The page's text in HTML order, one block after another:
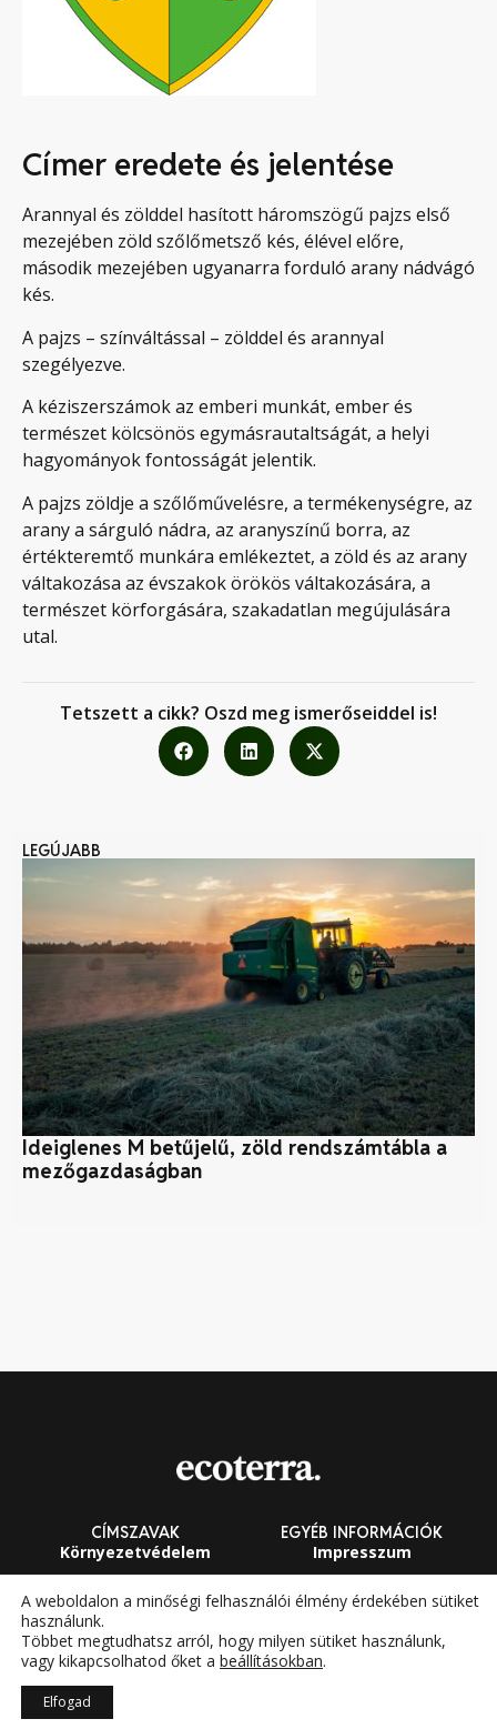
Címer eredete és jelentése
Arannyal és zölddel hasított háromszögű pajzs első
mezejében zöld szőlőmetsző kés, élével előre,
második mezejében ugyanarra forduló arany nádvágó
kés.
A pajzs – színváltással – zölddel és arannyal
szegélyezve.
A kéziszerszámok az emberi munkát, ember és
természet kölcsönös egymásrautaltságát, a helyi
hagyományok fontosságát jelentik.
A pajzs zöldje a szőlőművelésre, a termékenységre, az
arany a sárguló nádra, az aranyszínű borra, az
értékteremtő munkára emlékeztet, a zöld és az arany
váltakozása az évszakok örökös váltakozására, a
természet körforgására, szakadatlan megújulására
utal.
Tetszett a cikk? Oszd meg ismerőseiddel is!
LEGÚJABB
Ideiglenes M betűjelű, zöld rendszámtábla a
mezőgazdaságban
CÍMSZAVAK
Környezetvédelem
Fenntarthatóság
Megújuló energia
EGYÉB INFORMÁCIÓK
Impresszum
Általános Szerződési
A weboldalon a minőségi felhasználói élmény érdekében sütiket
használunk.
Többet megtudhatsz arról, hogy milyen sütiket használunk,
vagy kikapcsolhatod őket a beállításokban.
Elfogad